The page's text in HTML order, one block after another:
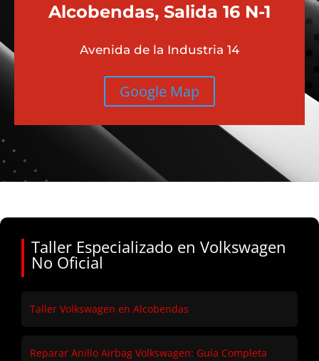
Alcobendas, Salida 16 N-1
Avenida de la Industria 14
Google Map
Taller Especializado en Volkswagen
No Oficial
Taller Volkswagen en Alcobendas
Reparar Anillo Airbag Volkswagen: Guía Completa